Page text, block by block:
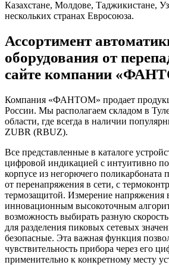
Казахстане, Молдове, Таджикистане,
нескольких странах Евросоюза.
Ассортимент
оборудования от
сайте компании
Компания «ФАНТОМ» продает
России. Мы располагаем складом в
области, где всегда в наличии
ZUBR (RBUZ).
Все представленные в каталоге
цифровой индикацией с интуитивно
корпусе из негорючего поликарбоната
от перенапряжения в сети, с
термозащитой. Измерение напряжения
инновационным высокоточным
возможность выбирать разную
для разделения пиковых сетевых
безопасные. Эта важная функция
чувствительность прибора через его
применительно к конкретному месту